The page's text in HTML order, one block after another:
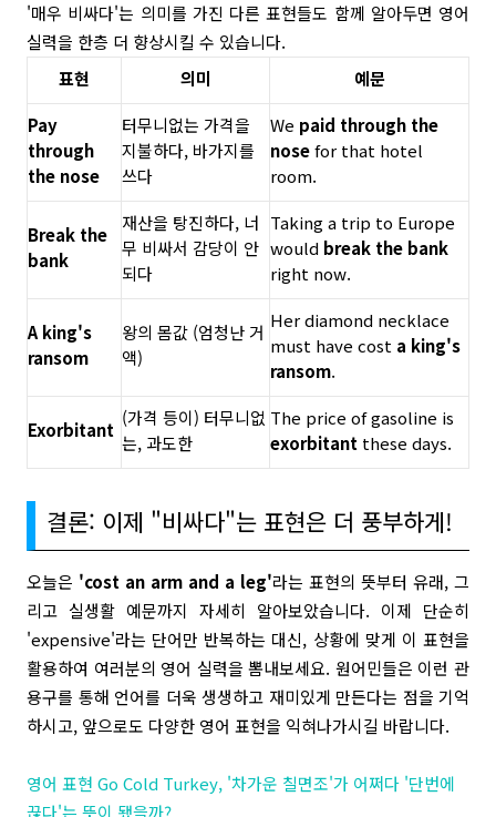
'매우 비싸다'는 의미를 가진 다른 표현들도 함께 알아두면 영어
실력을 한층 더 향상시킬 수 있습니다.
표현
의미
예문
Pay
through
the nose
터무니없는 가격을
지불하다, 바가지를
쓰다
We paid through the
nosefor that hotel
room.
Break the
bank
재산을 탕진하다, 너
무 비싸서 감당이 안
되다
Taking a trip to Europe
would break the bank
right now.
A king's
ransom
왕의 몸값 (엄청난 거
액)
Her diamond necklace
must have cost a king's
ransom.
Exorbitant
(가격 등이) 터무니없
는, 과도한
The price of gasoline is
exorbitant these days.
결론: 이제 "비싸다"는 표현은 더 풍부하게!
오늘은 'cost an arm and a leg'라는 표현의 뜻부터 유래, 그
리고 실생활 예문까지 자세히 알아보았습니다. 이제 단순히
'expensive'라는 단어만 반복하는 대신, 상황에 맞게 이 표현을
활용하여 여러분의 영어 실력을 뽐내보세요. 원어민들은 이런 관
용구를 통해 언어를 더욱 생생하고 재미있게 만든다는 점을 기억
하시고, 앞으로도 다양한 영어 표현을 익혀나가시길 바랍니다.
영어 표현 Go Cold Turkey, '차가운 칠면조'가 어쩌다 '단번에
끊다'는 뜻이 됐을까?